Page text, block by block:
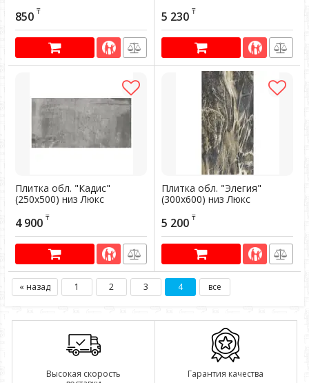
Артикул:
850 ₸ Артикул:
5 230 ₸
Плитка обл. "Кадис"
(250х500) низ Люкс
Артикул:
4 900 ₸
Плитка обл. "Элегия"
(300х600) низ Люкс
Артикул:
5 200 ₸
« назад 1 2 3 4 все
Высокая скорость
Гарантия качества